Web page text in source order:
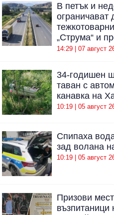
В петък и
ограничават
„Струма“ и
14:29 | 07 август
34-годишен
таван с
канавка на
10:19 | 05 август
Спипаха
зад волана
10:19 | 05 август
Призови